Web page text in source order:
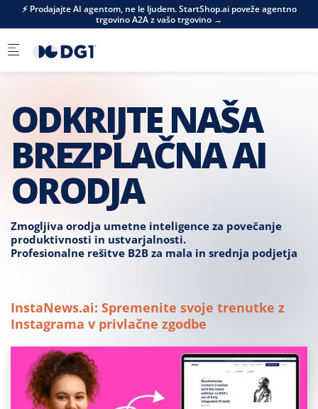
Skip to main content
⚡ Prodajajte AI agentom, ne le ljudem. StartShop.ai poveže agentno
trgovino A2A z vašo trgovino →
ODKRIJTE NAŠA
BREZPLAČNA AI
ORODJA
Zmogljiva orodja umetne inteligence za povečanje
produktivnosti in ustvarjalnosti.
Profesionalne rešitve B2B za mala in srednja podjetja
InstaNews.ai: Spremenite svoje trenutke z
Instagrama v privlačne zgodbe